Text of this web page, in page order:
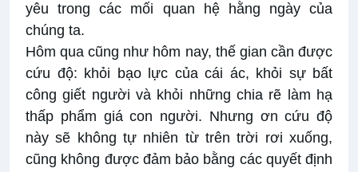
yêu trong các mối quan hệ hằng ngày của
chúng ta.
Hôm qua cũng như hôm nay, thế gian cần được
cứu độ: khỏi bạo lực của cái ác, khỏi sự bất
công giết người và khỏi những chia rẽ làm hạ
thấp phẩm giá con người. Nhưng ơn cứu độ
này sẽ không tự nhiên từ trên trời rơi xuống,
cũng không được đảm bảo bằng các quyết định